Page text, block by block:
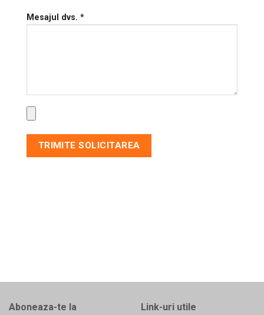
Mesajul dvs. *
Aboneaza-te la
Link-uri utile